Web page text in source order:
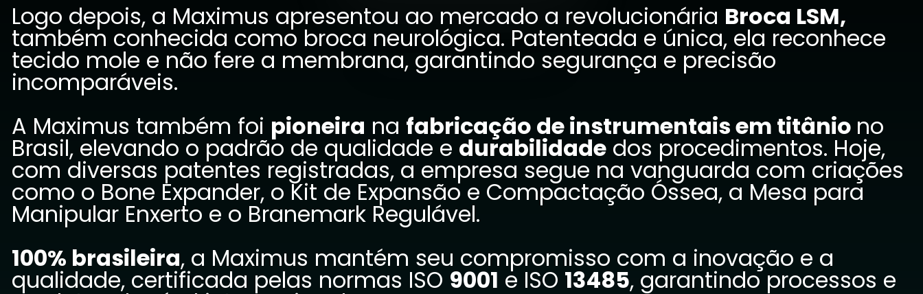
Logo depois, a Maximus apresentou ao mercado a revolucionária Broca LSM,
também conhecida como broca neurológica. Patenteada e única, ela reconhece
tecido mole e não fere a membrana, garantindo segurança e precisão
incomparáveis.
A Maximus também foi pioneira na fabricação de instrumentais em titânio no
Brasil, elevando o padrão de qualidade e durabilidade dos procedimentos. Hoje,
com diversas patentes registradas, a empresa segue na vanguarda com criações
como o Bone Expander, o Kit de Expansão e Compactação Óssea, a Mesa para
Manipular Enxerto e o Branemark Regulável.
100% brasileira, a Maximus mantém seu compromisso com a inovação e a
qualidade, certificada pelas normas ISO 9001 e ISO 13485, garantindo processos e